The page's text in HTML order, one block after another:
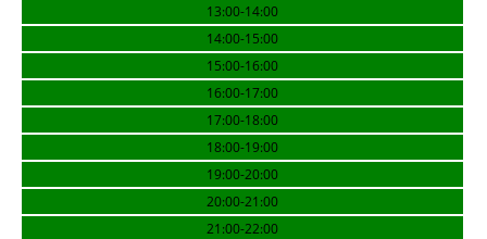
13:00-14:00
14:00-15:00
15:00-16:00
16:00-17:00
17:00-18:00
18:00-19:00
19:00-20:00
20:00-21:00
21:00-22:00